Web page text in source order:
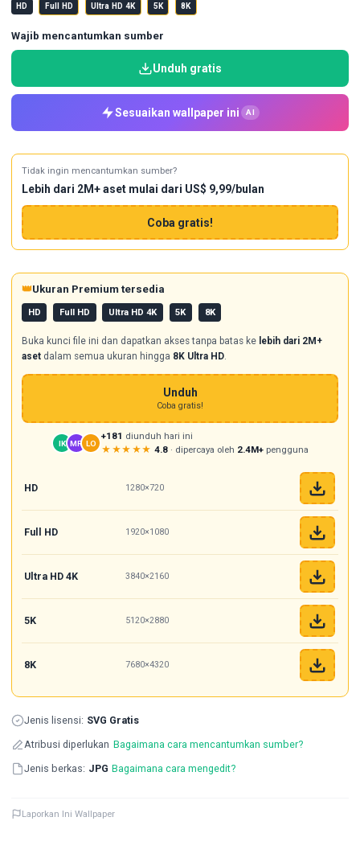
HD Full HD Ultra HD 4K 5K 8K
Wajib mencantumkan sumber
Unduh gratis
Sesuaikan wallpaper ini AI
Tidak ingin mencantumkan sumber?
Lebih dari 2M+ aset mulai dari US$ 9,99/bulan
Coba gratis!
👑Ukuran Premium tersedia
HD Full HD Ultra HD 4K 5K 8K
Buka kunci file ini dan dapatkan akses tanpa batas ke lebih dari 2M+
asetdalam semua ukuran hingga 8K Ultra HD.
Unduh
Coba gratis!
IK MR LO
+181 diunduh hari ini
★★★★★ 4.8· dipercaya oleh 2.4M+pengguna
HD 1280×720
Full HD 1920×1080
Ultra HD 4K 3840×2160
5K 5120×2880
8K 7680×4320
Jenis lisensi: SVG Gratis
Atribusi diperlukan Bagaimana cara mencantumkan sumber?
Jenis berkas: JPG Bagaimana cara mengedit?
Laporkan Ini Wallpaper